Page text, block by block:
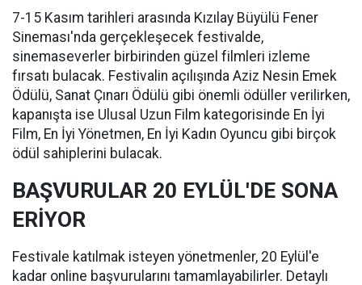
7-15 Kasım tarihleri arasında Kızılay Büyülü Fener
Sineması'nda gerçekleşecek festivalde,
sinemaseverler birbirinden güzel filmleri izleme
fırsatı bulacak. Festivalin açılışında Aziz Nesin Emek
Ödülü, Sanat Çınarı Ödülü gibi önemli ödüller verilirken,
kapanışta ise Ulusal Uzun Film kategorisinde En İyi
Film, En İyi Yönetmen, En İyi Kadın Oyuncu gibi birçok
ödül sahiplerini bulacak.
BAŞVURULAR 20 EYLÜL'DE SONA
ERİYOR
Festivale katılmak isteyen yönetmenler, 20 Eylül'e
kadar online başvurularını tamamlayabilirler. Detaylı